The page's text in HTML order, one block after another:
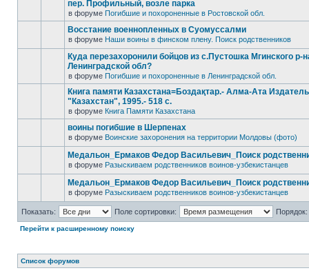
пер. Профильный, возле парка
в форуме Погибшие и похороненные в Ростовской обл.
Восстание военнопленных в Суомуссалми
в форуме Наши воины в финском плену. Поиск родственников
Куда перезахоронили бойцов из с.Пустошка Мгинского р-
Ленинградской обл?
в форуме Погибшие и похороненные в Ленинградской обл.
Книга памяти Казахстана=Боздақтар.- Алма-Ата
"Казахстан", 1995.- 518 с.
в форуме Книга Памяти Казахстана
воины погибшие в Шерпенах
в форуме Воинские захоронения на территории Молдовы (фото)
Медальон_Ермаков Федор Васильевич_Поиск
в форуме Разыскиваем родственников воинов-узбекистанцев
Медальон_Ермаков Федор Васильевич_Поиск
в форуме Разыскиваем родственников воинов-узбекистанцев
Показать: Поле сортировки: Порядок:
Перейти к расширенному поиску
Список форумов